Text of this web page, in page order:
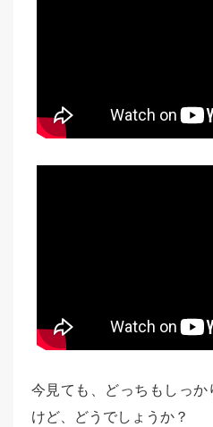
今見ても、どっちもしっ
けど、どうでしょうか？